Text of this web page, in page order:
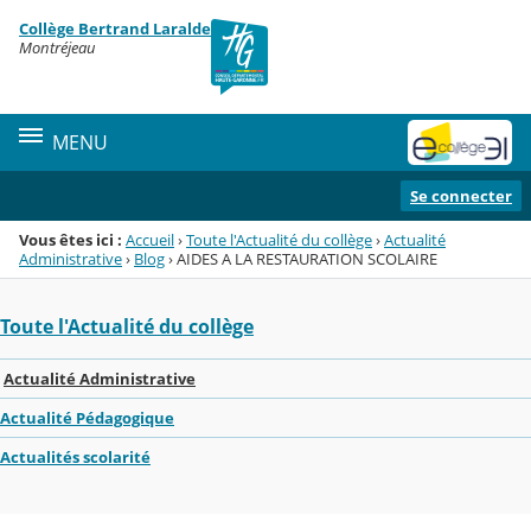
Menu de la rubrique
Contenu
Collège Bertrand Laralde
Montréjeau
MENU
Se connecter
Vous êtes ici : Accueil›Toute l'Actualité du collège›Actualité
Administrative› Blog›AIDES A LA RESTAURATION SCOLAIRE
Toute l'Actualité du collège
Actualité Administrative
Actualité Pédagogique
Actualités scolarité